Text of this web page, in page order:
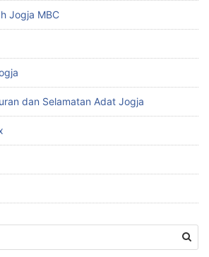
Jogja MBC
dan Selamatan Adat Jogja